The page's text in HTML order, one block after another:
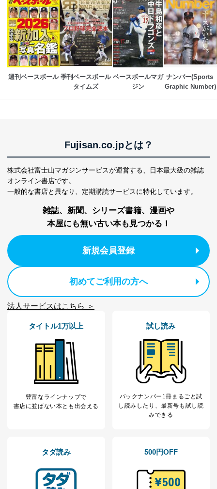
週刊ベースボール 季刊ベースボール
タイムズ
ベースボールマガ
ジン
ナンバー(Sports
Graphic Number)
Fujisan.co.jpとは？
株式会社富士山マガジンサービスが運営する、
日本最大級の雑誌
オンライン書店です。
一般的な書店と異なり、 定期購読サービスに特化しています。
雑誌、新聞、シリーズ書籍、漫画や
本屋にも無い古い本も見つかる！
新規会員登録
初めてご利用の方へ
法人サービスはこちら ＞
タイトル1万以上
豊富なラインナップで
書店に並ばない本とも出会える
試し読み
バックナンバー1冊まるごと試
し読み したり、最新号も試し読
みできる
タダ読み 500円OFF